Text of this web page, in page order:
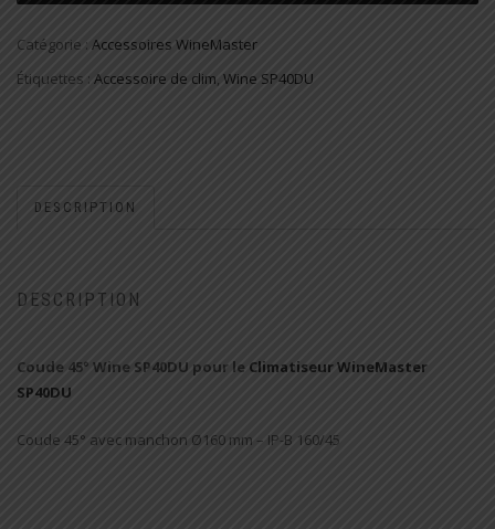
Catégorie : Accessoires WineMaster
Étiquettes : Accessoire de clim, Wine SP40DU
DESCRIPTION
DESCRIPTION
Coude 45° Wine SP40DU pour le Climatiseur WineMaster
SP40DU
Coude 45° avec manchon Ø160 mm – IP-B 160/45